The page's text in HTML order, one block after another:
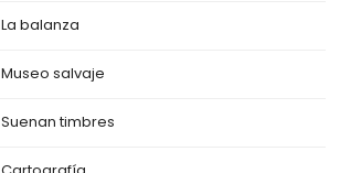
La balanza
Museo salvaje
Suenan timbres